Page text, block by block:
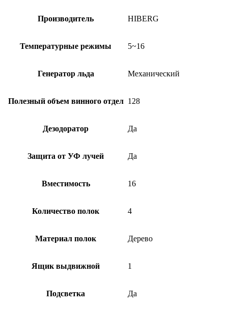
Производитель HIBERG
Температурные режимы 5~16
Генератор льда Механический
Полезный объем винного отдел 128
Дезодоратор Да
Защита от УФ лучей Да
Вместимость 16
Количество полок 4
Материал полок Дерево
Ящик выдвижной 1
Подсветка Да